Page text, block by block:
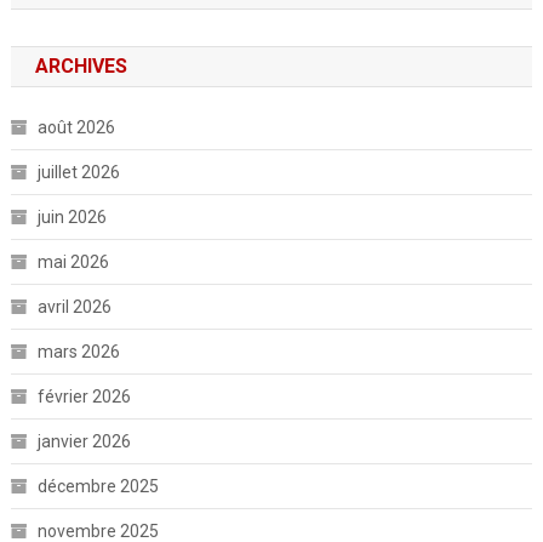
ARCHIVES
août 2026
juillet 2026
juin 2026
mai 2026
avril 2026
mars 2026
février 2026
janvier 2026
décembre 2025
novembre 2025